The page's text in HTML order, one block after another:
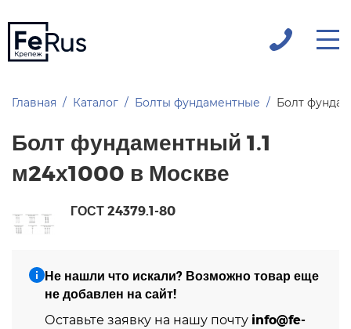
Главная Каталог Болты фундаментные Болт
Болт фундаментный 1.1
м24х1000 в Москве
ГОСТ 24379.1-80
Не нашли что искали? Возможно товар еще
не добавлен на сайт!
Оставьте заявку на нашу почту info@fe-